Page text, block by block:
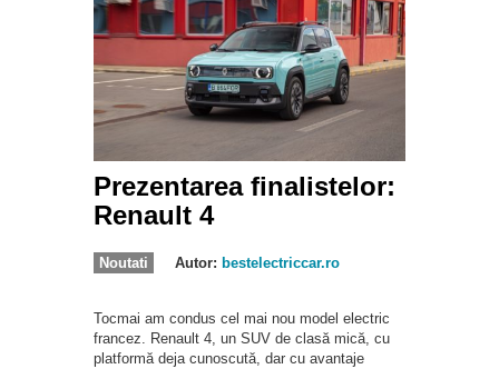
Prezentarea finalistelor:
Renault 4
Noutati Autor: bestelectriccar.ro
Tocmai am condus cel mai nou model electric
francez. Renault 4, un SUV de clasă mică, cu
platformă deja cunoscută, dar cu avantaje